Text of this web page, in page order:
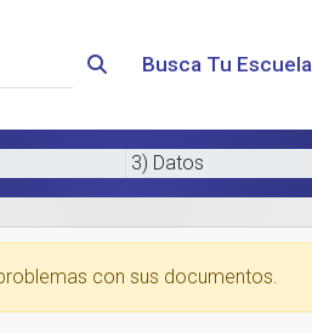
Busca Tu Escuela
3) Datos
con sus documentos.